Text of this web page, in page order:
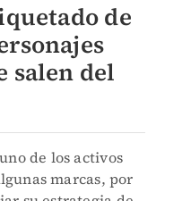
de
salen del
de los activos
marcas, por